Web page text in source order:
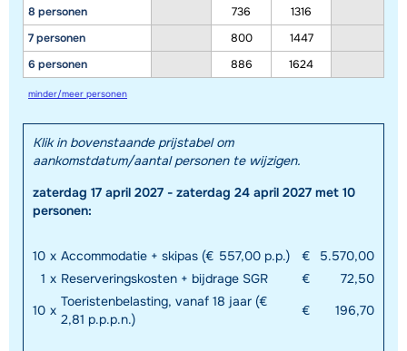
8 personen
7 personen
6 personen
736
1316
800
1447
886
1624
minder/meer personen
Klik in bovenstaande prijstabel om
aankomstdatum/aantal personen te wijzigen.
zaterdag 17 april 2027 - zaterdag 24 april 2027 met 10
personen:
10 x Accommodatie + skipas (€ 557,00 p.p.) €
5.570,00
1 x Reserveringskosten + bijdrage SGR €
72,50
10 x
Toeristenbelasting, vanaf 18 jaar (€
2,81 p.p.p.n.)
€ 196,70